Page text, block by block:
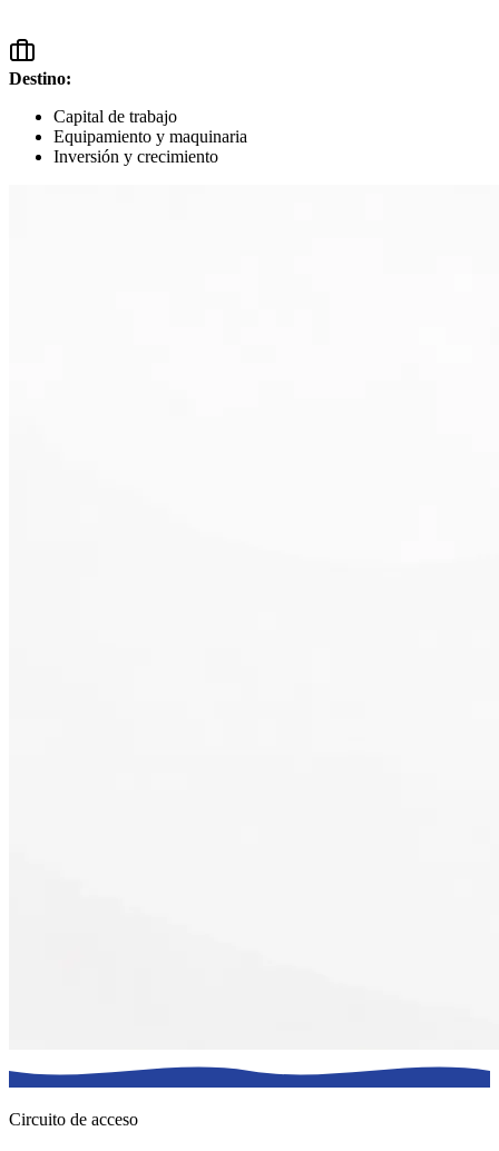
Destino:
Capital de trabajo
Equipamiento y maquinaria
Inversión y crecimiento
Circuito de acceso